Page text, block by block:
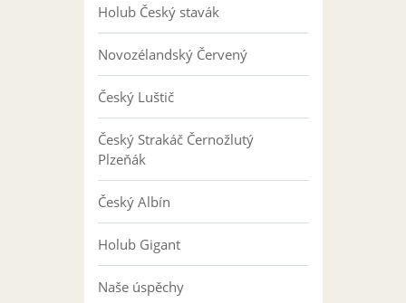
Holub Český stavák
Novozélandský Červený
Český Luštič
Český Strakáč Černožlutý
Plzeňák
Český Albín
Holub Gigant
Naše úspěchy